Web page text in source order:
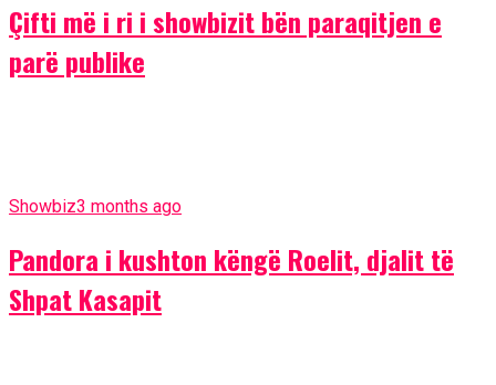
Çifti më i ri i showbizit bën paraqitjen e
parë publike
Showbiz3 months ago
Pandora i kushton këngë Roelit, djalit të
Shpat Kasapit